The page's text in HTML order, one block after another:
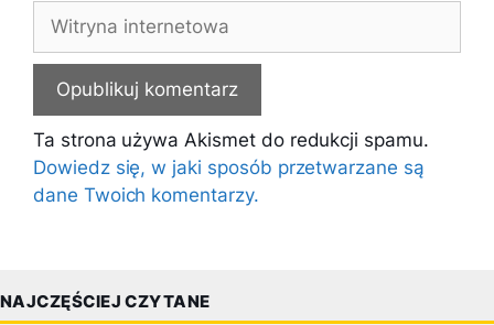
internetowa
Ta strona używa Akismet do redukcji spamu.
Dowiedz się, w jaki sposób przetwarzane są
dane Twoich komentarzy.
NAJCZĘŚCIEJ CZYTANE